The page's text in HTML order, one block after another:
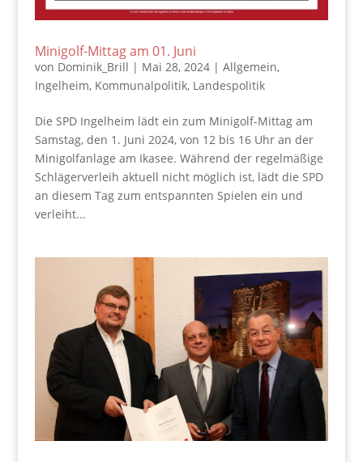
Minigolf-Mittag am 01. Juni
von Dominik_Brill | Mai 28, 2024| Allgemein,
Ingelheim, Kommunalpolitik, Landespolitik
Die SPD Ingelheim lädt ein zum Minigolf-Mittag am
Samstag, den 1. Juni 2024, von 12 bis 16 Uhr an der
Minigolfanlage am Ikasee. Während der regelmäßige
Schlägerverleih aktuell nicht möglich ist, lädt die SPD
an diesem Tag zum entspannten Spielen ein und
verleiht...